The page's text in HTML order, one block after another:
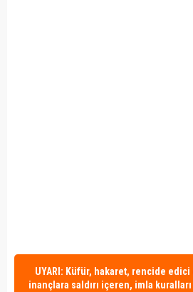
UYARI: Küfür, hakaret, rencide
inançlara saldırı içeren, imla